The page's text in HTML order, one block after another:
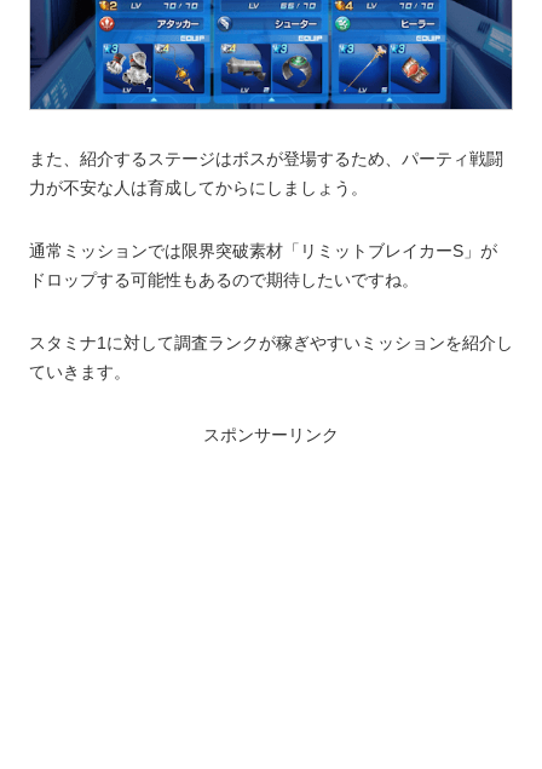
また、紹介するステージはボスが登場するため、パーティ戦闘
力が不安な人は育成してからにしましょう。
通常ミッションでは限界突破素材「リミットブレイカーS」が
ドロップする可能性もあるので期待したいですね。
スタミナ1に対して調査ランクが稼ぎやすいミッションを紹介し
ていきます。
スポンサーリンク